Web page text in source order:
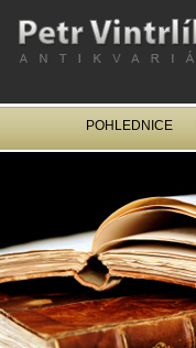
POHLEDNICE